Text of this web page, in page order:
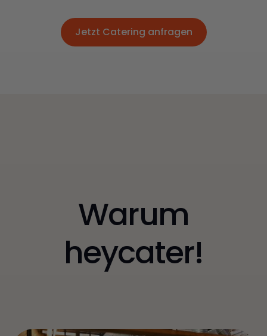
Jetzt Catering anfragen
Jetzt Catering anfragen
Warum
heycater!